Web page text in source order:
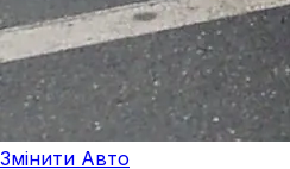
Змінити Авто